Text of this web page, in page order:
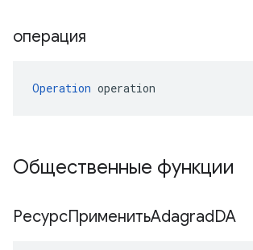
операция
Operation operation
Общественные функции
РесурсПрименитьAdagradDA